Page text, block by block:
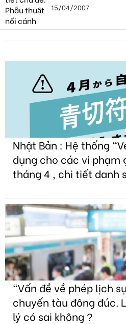
15/04/2007
Nhật Bản : Hệ thống
dụng cho các vi phạm
tháng 4 , chi tiết danh
"Vấn đề về phép lịch
chuyến tàu đông đúc.
lý có sai không ?